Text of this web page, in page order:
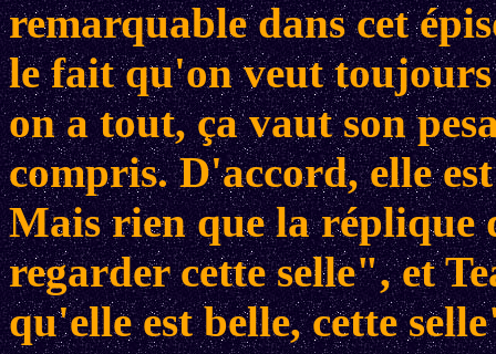
remarquable dans cet
le fait qu'on veut
on a tout, ça vaut son
compris. D'accord, elle
Mais rien que la réplique
regarder cette selle", et
qu'elle est belle, cette